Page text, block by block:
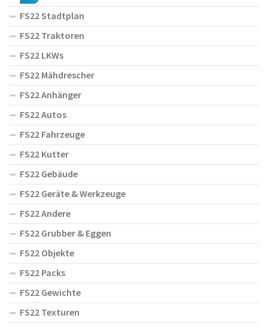
FS22 Stadtplan
FS22 Traktoren
FS22 LKWs
FS22 Mähdrescher
FS22 Anhänger
FS22 Autos
FS22 Fahrzeuge
FS22 Kutter
FS22 Gebäude
FS22 Geräte & Werkzeuge
FS22 Andere
FS22 Grubber & Eggen
FS22 Objekte
FS22 Packs
FS22 Gewichte
FS22 Texturen